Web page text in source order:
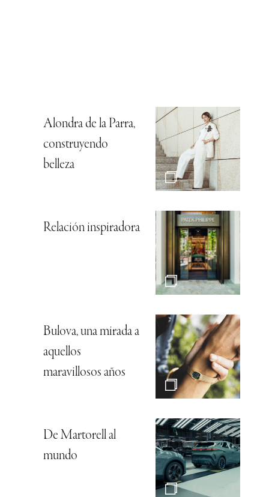
Alondra de la Parra,
construyendo
belleza
Relación inspiradora
Bulova, una mirada a
aquellos
maravillosos años
De Martorell al
mundo